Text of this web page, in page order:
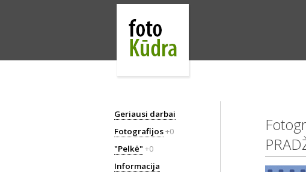
Geriausi darbai
Fotografijos+0
"Pelkė" +0
Informacija